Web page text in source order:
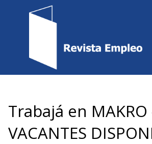
Trabajá en MAKRO
VACANTES